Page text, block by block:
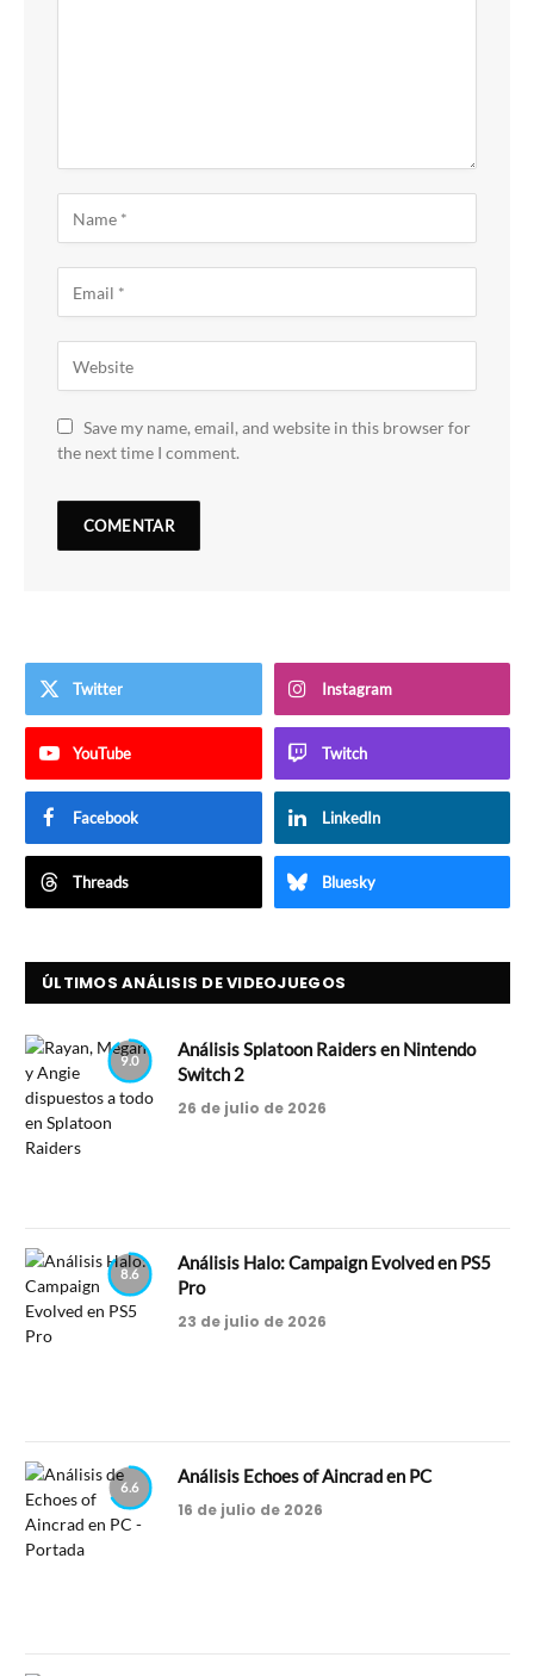
Save my name, email, and website in this browser for
the next time I comment.
Twitter Instagram
YouTube Twitch
Facebook LinkedIn
Threads Bluesky
ÚLTIMOS ANÁLISIS DE VIDEOJUEGOS
9.0
Análisis Splatoon Raiders en Nintendo
Switch 2
26 de julio de 2026
8.6
Análisis Halo: Campaign Evolved en PS5
Pro
23 de julio de 2026
6.6
Análisis Echoes of Aincrad en PC
16 de julio de 2026